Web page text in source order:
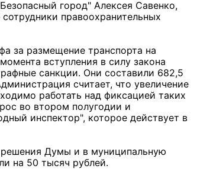
город" Алексея Савенко,
правоохранительных
за размещение транспорта на
вступления в силу закона
санкции. Они составили 682,5
считает, что увеличение
работать над фиксацией таких
во втором полугодии и
инспектор", которое действует в
решения Думы и в муниципальную
на 50 тысяч рублей.